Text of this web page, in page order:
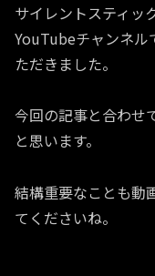
サイレントスティッ
YouTubeチャンネル
ただきました。
今回の記事と合わせ
と思います。
結構重要なことも動
てくださいね。